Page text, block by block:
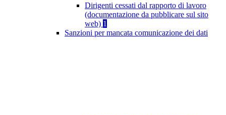
Dirigenti cessati dal rapporto di lavoro
(documentazione da pubblicare sul sito
web) 1
Sanzioni per mancata comunicazione dei dati